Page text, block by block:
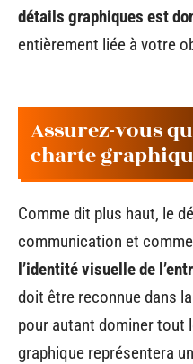
détails graphiques est
entièrement liée à votre
Assurez-vous
charte
Comme dit plus haut, le
communication et
l’identité visuelle de
doit être reconnue dans
pour autant dominer tout
graphique représentera